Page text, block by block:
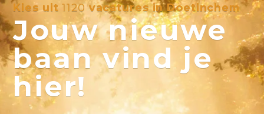
Kies uit1120vacatures in Doetinchem
Jouw nieuwe
baan vind je
hier!